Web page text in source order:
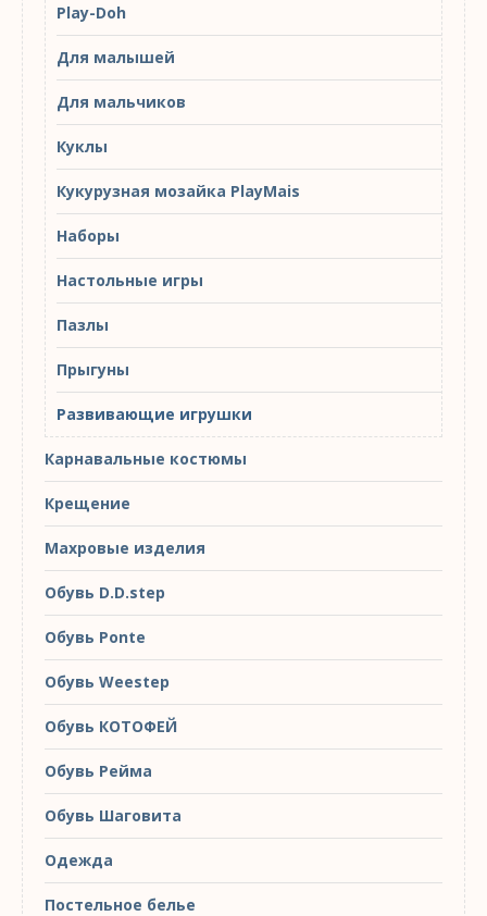
Play-Doh
Для малышей
Для мальчиков
Куклы
Кукурузная мозайка PlayMais
Наборы
Настольные игры
Пазлы
Прыгуны
Развивающие игрушки
Карнавальные костюмы
Крещение
Махровые изделия
Обувь D.D.step
Обувь Ponte
Обувь Weestep
Обувь КОТОФЕЙ
Обувь Рейма
Обувь Шаговита
Одежда
Постельное белье